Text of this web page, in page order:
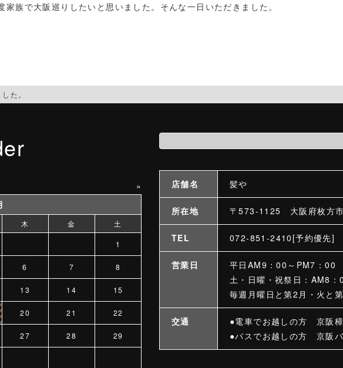
族で大阪巡りしたいと思いました。そんな一日いただきました。
た。
»
木 金 土
1
6 7 8
13 14 15
20 21 22
27 28 29
店舗名 髪や
所在地 〒573-1125 大阪府枚方
TEL 072-851-2410[予約優先]
営業日
平日AM9：00～PM7：00
土・日曜・祝祭日：AM8
毎週月曜日と第2月・火と
交通
●電車でお越しの方 京阪
●バスでお越しの方 京阪